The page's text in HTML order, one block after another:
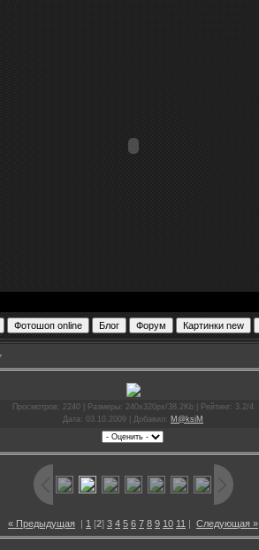
Просмотров : 2240 | Размеры: 240x320px/38.2Kb | Рейтинг: 3.2/4
Дата : 03.10.2009 | Добавил: M@ksiM
« Предыдущая | 1 [2] 3 4 5 6 7 8 9 10 11 | Следующая »